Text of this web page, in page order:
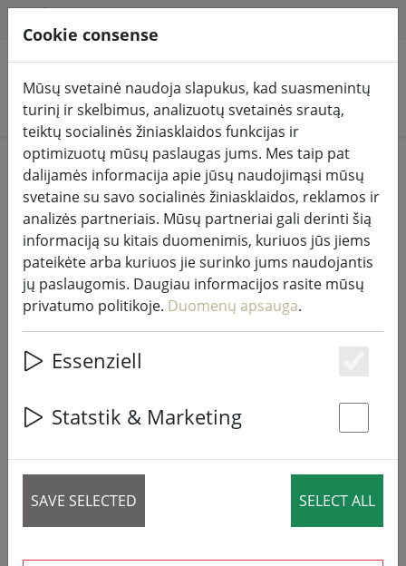
Ieškoti produktų
Home Pasakų žibintai ir apšvietimas Pasakų žibintai
"Sirius Tech-Line" pasakų žibintų
skirstymo žiedas 5 rankų 230V 10
cm juodas
19% DISCOUNT
Cookie consense
Mūsų svetainė naudoja slapukus, kad suasmenintų
turinį ir skelbimus, analizuotų svetainės srautą,
teiktų socialinės žiniasklaidos funkcijas ir
optimizuotų mūsų paslaugas jums. Mes taip pat
dalijamės informacija apie jūsų naudojimąsi mūsų
svetaine su savo socialinės žiniasklaidos, reklamos ir
analizės partneriais. Mūsų partneriai gali derinti šią
informaciją su kitais duomenimis, kuriuos jūs jiems
pateikėte arba kuriuos jie surinko jums naudojantis
jų paslaugomis. Daugiau informacijos rasite mūsų
privatumo politikoje. Duomenų apsauga.
Essenziell
Statstik & Marketing
SAVE SELECTED SELECT ALL